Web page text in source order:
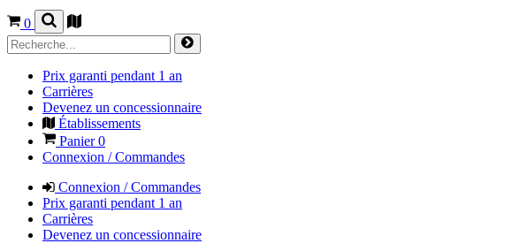
0
Prix garanti pendant 1 an
Carrières
Devenez un concessionnaire
Établissements
Panier0
Connexion / Commandes
Connexion / Commandes
Prix garanti pendant 1 an
Carrières
Devenez un concessionnaire